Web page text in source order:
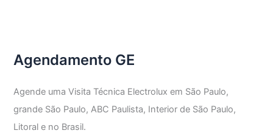
Agendamento GE
Agende uma Visita Técnica Electrolux em São Paulo,
grande São Paulo, ABC Paulista, Interior de São Paulo,
Litoral e no Brasil.